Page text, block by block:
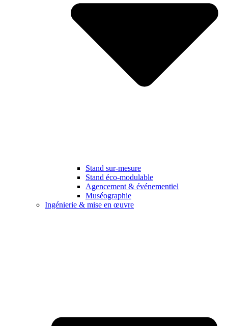
Stand sur-mesure
Stand éco-modulable
Agencement & événementiel
Muséographie
Ingénierie & mise en œuvre